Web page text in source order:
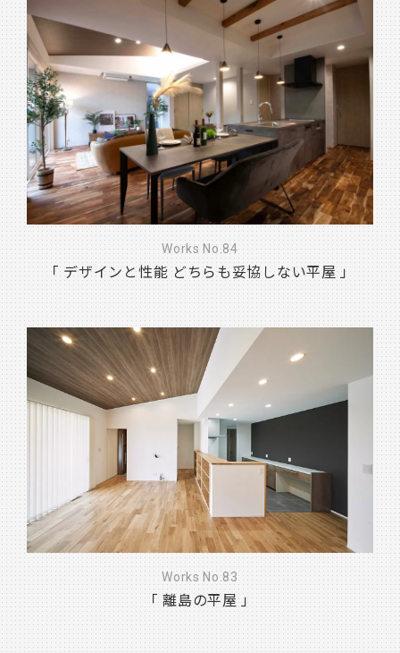
Works No.84
「 デザインと性能 どちらも妥協しない平屋 」
Works No.83
「 離島の平屋 」